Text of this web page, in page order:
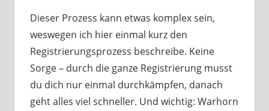
Dieser Prozess kann etwas komplex sein,
weswegen ich hier einmal kurz den
Registrierungsprozess beschreibe. Keine
Sorge – durch die ganze Registrierung musst
du dich nur einmal durchkämpfen, danach
geht alles viel schneller. Und wichtig: Warhorn